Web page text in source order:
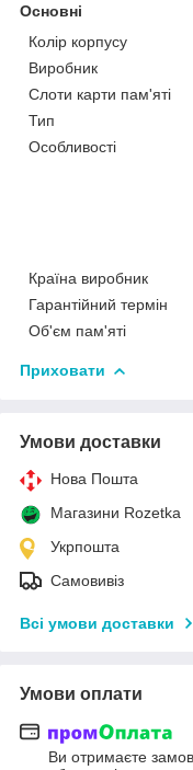
Основні
Колір корпусу
Виробник
Слоти карти пам'яті
Тип
Особливості
Країна виробник
Гарантійний термін
Об'єм пам'яті
Приховати
Умови доставки
Нова Пошта
Магазини Rozetka
Укрпошта
Самовивіз
Всі умови доставки
Умови оплати
Ви отримаєте